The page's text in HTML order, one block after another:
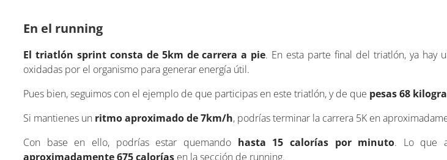
En el running
El triatlón sprint consta de 5km de carrera a pie. En esta parte final del triatlón, ya hay
oxidadas por el organismo para generar energía útil.
Pues bien, seguimos con el ejemplo de que participas en este triatlón, y de que pesas 68
Si mantienes un ritmo aproximado de 7km/h, podrías terminar la carrera 5K en
Con base en ello, podrías estar quemando hasta 15 calorías por minuto. Lo que
aproximadamente 675 calorías en la sección de running.